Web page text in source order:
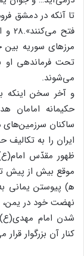
تا آنکه در دمشق
فتح
مرزهای سوریه
تحت فرماندهی او
می‌شوند.
و آخر سخن اینکه
حکیمانه امامان
ساکنان سرزمین‌های
ایران را به
ظهور مقدّس
موقع بیش از پیش
ه‍) پیوستن یمانی
نهضت خود در یمن،
شدن امام مهدی(ع)
کنار آن بزرگوار قرار